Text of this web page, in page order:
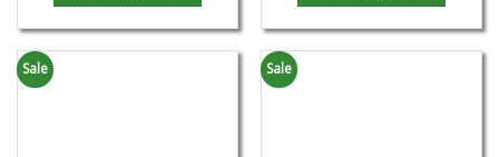
Sale Sale